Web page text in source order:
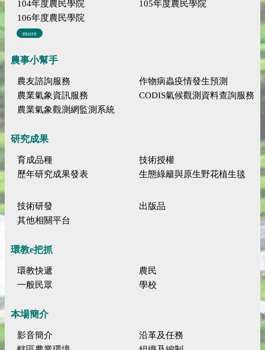
104年度農民學院
105年度農民學院
106年度農民學院
more
農事小幫手
農友諮詢服務
作物病蟲疫情發生預測
農業氣象資訊服務
CODIS氣候觀測資料查詢服務
農業氣象觀測網監測系統
研究成果
育成品種
技術授權
歷年研究成果發表
生態綠籬與原生野花植生毯
技術研發
出版品
其他相關平台
環教e把抓
環教快遞
農民
一般民眾
學校
本場簡介
影音簡介
沿革及任務